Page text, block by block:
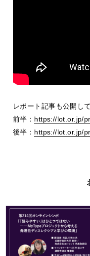
レポート記事も公開し
前半： https://lot.or.jp/
後半： https://lot.or.jp/